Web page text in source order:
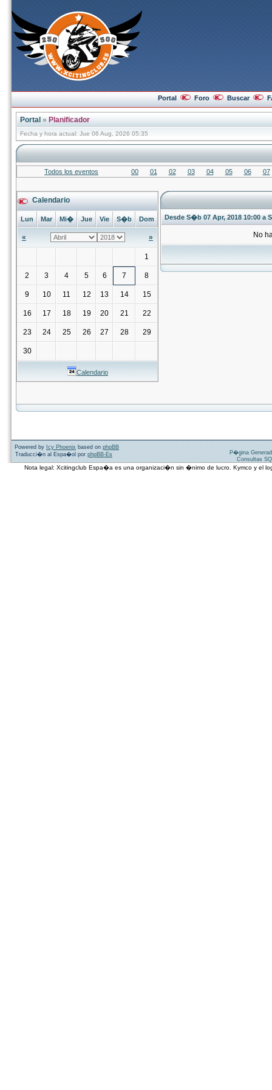
Portal Foro Buscar
Portal » Planificador
Fecha y hora actual: Jue 06 Aug, 2026 05:35
Todos los eventos 00 01 02 03 04 05 06 07
Calendario
Lun Mar Mi� Jue Vie S�b Dom
« »
1
2 3 4 5 6 7 8
9 10 11 12 13 14 15
16 17 18 19 20 21 22
23 24 25 26 27 28 29
30
Calendario
Desde S�b 07 Apr, 2018 10:00 a
No
Powered by Icy Phoenix based on phpBB
Traducci�n al Espa�ol por phpBB-Es
P�gina
Consultas
Nota legal: Xcitingclub Espa�a es una organizaci�n sin �nimo de lucro. Kymco y el